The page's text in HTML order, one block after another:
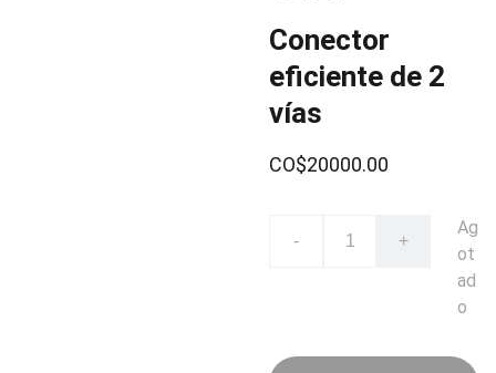
Conector
eficiente de 2
vías
CO$20000.00
- +
Ag
ot
ad
o